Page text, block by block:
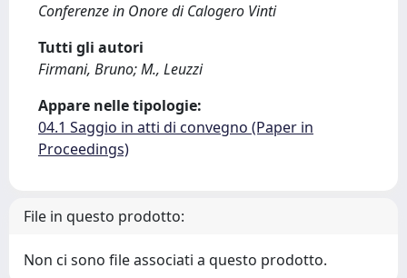
Conferenze in Onore di Calogero Vinti
Tutti gli autori
Firmani, Bruno; M., Leuzzi
Appare nelle tipologie:
04.1 Saggio in atti di convegno (Paper in
Proceedings)
File in questo prodotto:
Non ci sono file associati a questo prodotto.